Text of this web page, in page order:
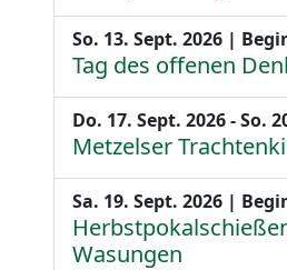
So. 13. Sept. 2026 |
Tag des offenen
Do. 17. Sept. 2026 - So.
Metzelser
Sa. 19. Sept. 2026 |
Wasungen